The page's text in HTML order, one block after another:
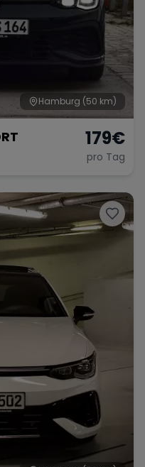
Hamburg (50 km)
179€
pro Tag